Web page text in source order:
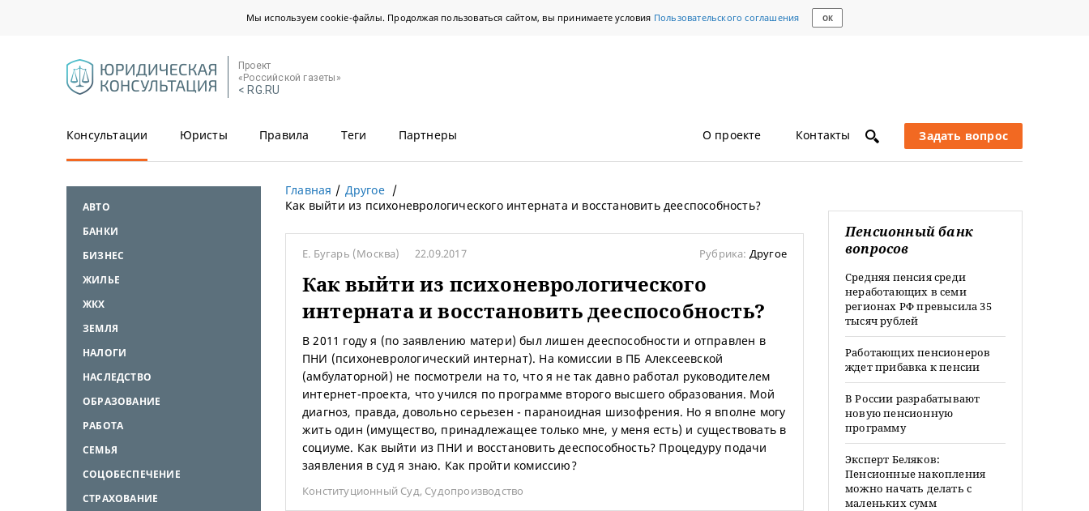
Мы используем cookie-файлы. Продолжая пользоваться сайтом, вы принимаете условия Пользовательского соглашения ОК
Проект
«Российской газеты»
< RG.RU
Консультации Юристы Правила Теги Партнеры О проекте Контакты Задать вопрос
АВТО
БАНКИ
БИЗНЕС
ЖИЛЬЕ
ЖКХ
ЗЕМЛЯ
НАЛОГИ
НАСЛЕДСТВО
ОБРАЗОВАНИЕ
РАБОТА
СЕМЬЯ
СОЦОБЕСПЕЧЕНИЕ
СТРАХОВАНИЕ
Главная
Другое
Как выйти из психоневрологического интерната и восстановить дееспособность?
Е. Бугарь (Москва) 22.09.2017 Рубрика: Другое
Как выйти из психоневрологического
интерната и восстановить дееспособность?
В 2011 году я (по заявлению матери) был лишен дееспособности и отправлен в
ПНИ (психоневрологический интернат). На комиссии в ПБ Алексеевской
(амбулаторной) не посмотрели на то, что я не так давно работал руководителем
интернет-проекта, что учился по программе второго высшего образования. Мой
диагноз, правда, довольно серьезен - параноидная шизофрения. Но я вполне могу
жить один (имущество, принадлежащее только мне, у меня есть) и существовать в
социуме. Как выйти из ПНИ и восстановить дееспособность? Процедуру подачи
заявления в суд я знаю. Как пройти комиссию?
Конституционный Суд, Судопроизводство
Пенсионный банк
вопросов
Средняя пенсия среди
неработающих в семи
регионах РФ превысила 35
тысяч рублей
Работающих пенсионеров
ждет прибавка к пенсии
В России разрабатывают
новую пенсионную
программу
Эксперт Беляков:
Пенсионные накопления
можно начать делать с
маленьких сумм